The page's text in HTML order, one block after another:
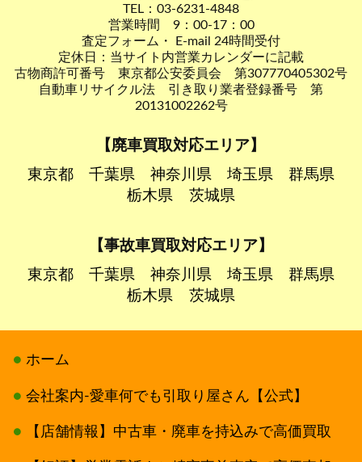
TEL：03-6231-4848
営業時間 9：00-17：00
査定フォーム・ E-mail 24時間受付
定休日：当サイト内営業カレンダーに記載
古物商許可番号 東京都公安委員会 第307770405302号
自動車リサイクル法 引き取り業者登録番号 第
20131002262号
【廃車買取対応エリア】
東京都
千葉県 神奈川県 埼玉県
群馬県
栃木県
茨城県
【事故車買取対応エリア】
東京都
千葉県 神奈川県 埼玉県
群馬県
栃木県
茨城県
ホーム
会社案内-愛車何でも引取り屋さん【公式】
【店舗情報】中古車・廃車を持込みで高価買取